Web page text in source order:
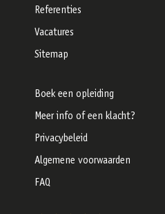
Referenties
Vacatures
Sitemap
Boek een opleiding
Meer info of een klacht?
Privacybeleid
Algemene voorwaarden
FAQ